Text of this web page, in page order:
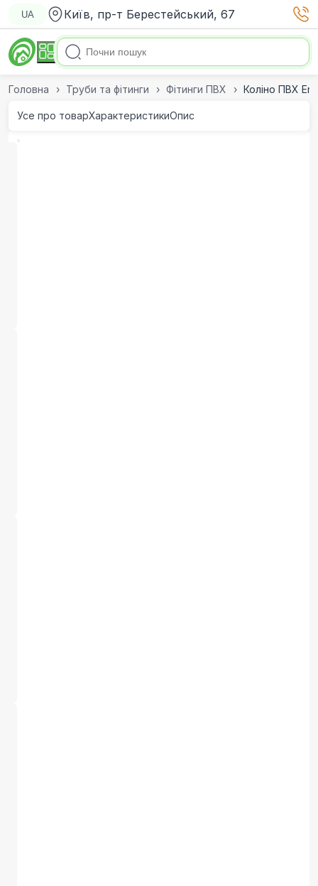
UA Київ, пр-т Берестейський, 67
Головна Труби та фітинги Фітинги ПВХ Коліно ПВХ
Усе про товарХарактеристикиОпис